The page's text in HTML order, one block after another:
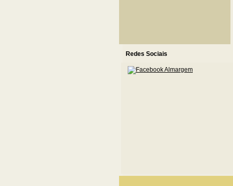
Redes Sociais